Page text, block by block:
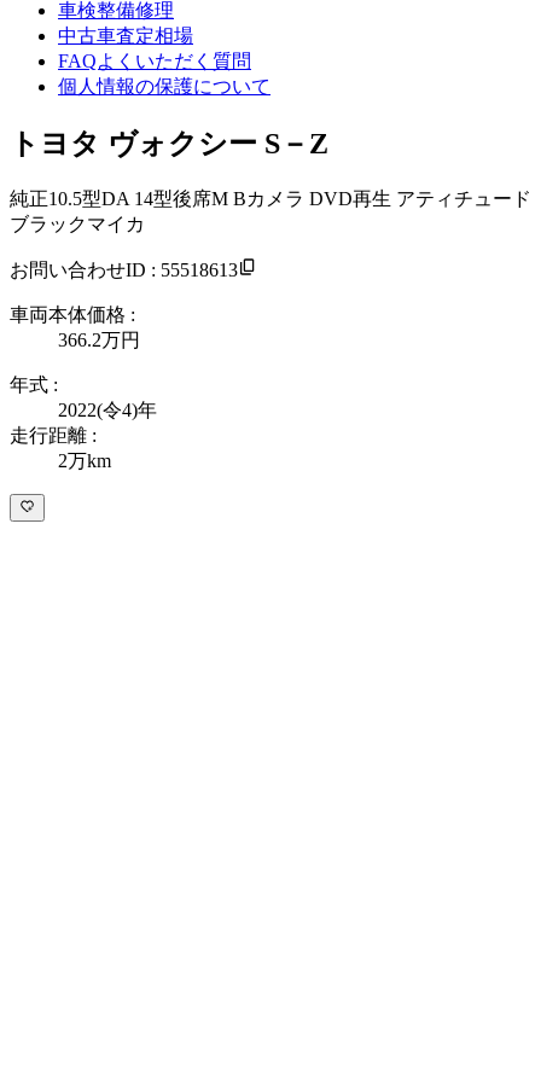
車検整備修理
中古車査定相場
FAQよくいただく質問
個人情報の保護について
トヨタ ヴォクシー S－Z
純正10.5型DA 14型後席M Bカメラ DVD再生 アティチュード
ブラックマイカ
お問い合わせID : 55518613
車両本体価格 :
366.2万円
年式 :
2022(令4)年
走行距離 :
2万km